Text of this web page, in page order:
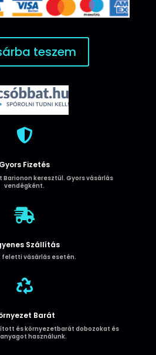
teszem

Gyors Fizetés
keresztül. Gyors vásárlás
vendégként.

Szállítás
feletti vásárlás esetén.

Barát
és környezetbarát dobozokat és
használunk.